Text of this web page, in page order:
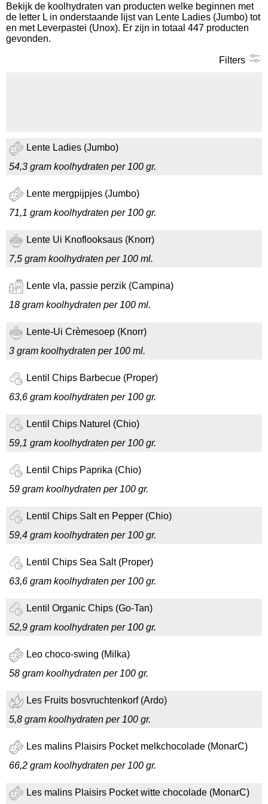
Koolhydraten tellen
Bekijk de koolhydraten van producten welke beginnen met
de letter L in onderstaande lijst van Lente Ladies (Jumbo) tot
en met Leverpastei (Unox). Er zijn in totaal 447 producten
gevonden.
Filters
Lente Ladies (Jumbo)
54,3 gram koolhydraten per 100 gr.
Lente mergpijpjes (Jumbo)
71,1 gram koolhydraten per 100 gr.
Lente Ui Knoflooksaus (Knorr)
7,5 gram koolhydraten per 100 ml.
Lente vla, passie perzik (Campina)
18 gram koolhydraten per 100 ml.
Lente-Ui Crèmesoep (Knorr)
3 gram koolhydraten per 100 ml.
Lentil Chips Barbecue (Proper)
63,6 gram koolhydraten per 100 gr.
Lentil Chips Naturel (Chio)
59,1 gram koolhydraten per 100 gr.
Lentil Chips Paprika (Chio)
59 gram koolhydraten per 100 gr.
Lentil Chips Salt en Pepper (Chio)
59,4 gram koolhydraten per 100 gr.
Lentil Chips Sea Salt (Proper)
63,6 gram koolhydraten per 100 gr.
Lentil Organic Chips (Go-Tan)
52,9 gram koolhydraten per 100 gr.
Leo choco-swing (Milka)
58 gram koolhydraten per 100 gr.
Les Fruits bosvruchtenkorf (Ardo)
5,8 gram koolhydraten per 100 gr.
Les malins Plaisirs Pocket melkchocolade (MonarC)
66,2 gram koolhydraten per 100 gr.
Les malins Plaisirs Pocket witte chocolade (MonarC)